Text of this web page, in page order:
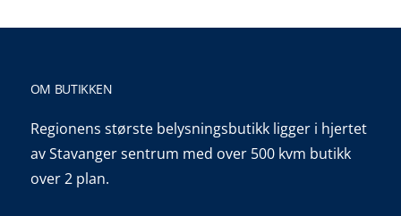
OM BUTIKKEN
Regionens største belysningsbutikk ligger i hjertet
av Stavanger sentrum med over 500 kvm butikk
over 2 plan.